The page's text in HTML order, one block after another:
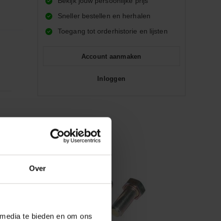
Over
te bieden en om ons
Sneller bestellen en herhalen
Toegang tot orderhistorie en lijsten
Account aanmaken
Inloggen